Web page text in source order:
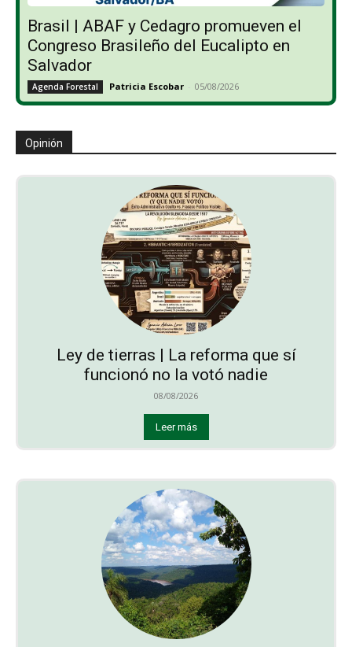
Brasil | ABAF y Cedagro promueven el
Congreso Brasileño del Eucalipto en
Salvador
Agenda Forestal Patricia Escobar - 05/08/2026
Opinión
Ley de tierras | La reforma que sí
funcionó no la votó nadie
08/08/2026
Leer más